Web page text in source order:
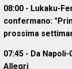
08:00 - Lukaku-
confermano:
prossima
07:45 - Da
Allegri